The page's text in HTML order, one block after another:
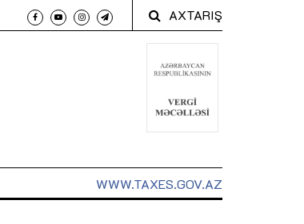
AXTARIŞ
WWW.TAXES.GOV.AZ